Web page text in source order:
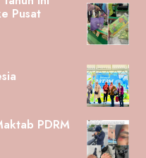
Pusat
PDRM